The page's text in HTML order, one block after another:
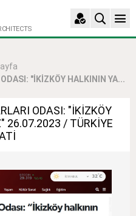
"İKİZKÖY HALKININ YA...
ODASI: "İKİZKÖY
26.07.2023 / TÜRKİYE